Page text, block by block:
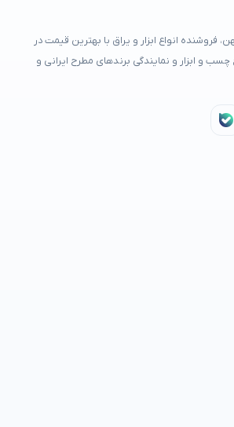
فروشنده انواع ابزار و یراق با بهترین قیمت در
و ابزار و نمایندگی برندهای مطرح ایرانی و